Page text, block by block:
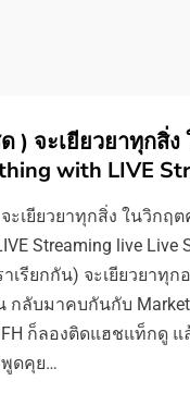
) จะเยียวยาทุกสิ่
with LIVE
ะเยียวยาทุกสิ่ง ในวิกฤต
Streaming live Live
เรียกกัน) จะเยียวยาทุก
กลับมาคบกันกับ
ก็ลองติดแฮชแท็กดู แ
พูดคุย…